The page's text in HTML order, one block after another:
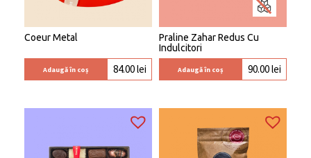
Coeur Metal
Adaugă în coș 84.00lei
Praline Zahar Redus Cu
Indulcitori
Adaugă în coș 90.00lei